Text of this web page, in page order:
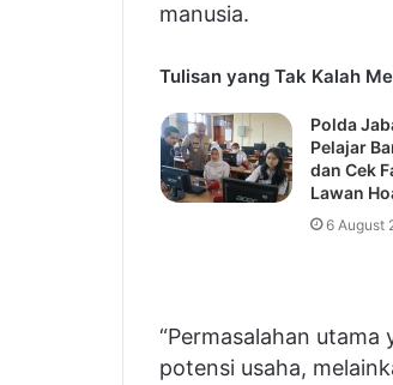
manusia.
Tulisan yang Tak Kalah
Polda
Pelajar
dan Cek
Lawan
6 August
“Permasalahan utama
potensi usaha,